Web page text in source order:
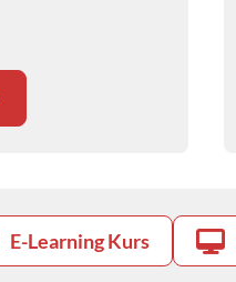
E-Learning Kurs